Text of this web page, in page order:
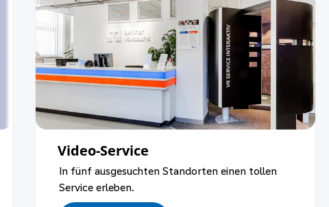
Video-Service
In fünf ausgesuchten Standorten einen tollen
Service erleben.